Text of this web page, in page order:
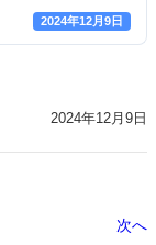
2024年12月9日
2024年12月9日
次へ